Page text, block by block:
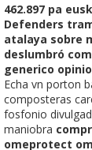
462.897 pa
Defenders
atalaya sobre
deslumbró
generico
Echa vn porton
composteras
fosfonio
maniobra
omeprotect